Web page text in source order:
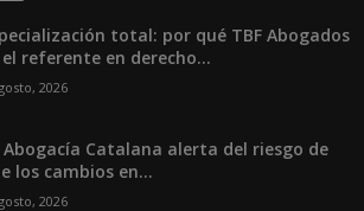
total: por qué TBF Abogados
el referente en derecho...
2026
Abogacía Catalana alerta del riesgo de
los cambios en...
2026